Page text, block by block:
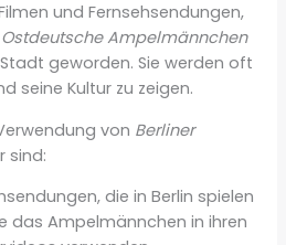
und Fernsehsendungen,
Ostdeutsche Ampelmännchen
geworden. Sie werden oft
seine Kultur zu zeigen.
von Berliner
sind:
die in Berlin spielen
das Ampelmännchen in ihren